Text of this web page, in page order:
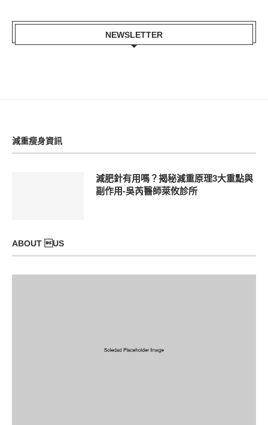
NEWSLETTER
減重瘦身資訊
減肥針有用嗎？揭秘減重原理3大重點與
副作用-吳芮醫師萊攸診所
ABOUT US